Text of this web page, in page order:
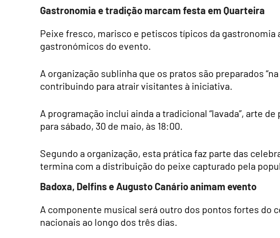
Gastronomia e tradição marcam festa em Quarteira
Peixe fresco, marisco e petiscos típicos da gastronomia
gastronómicos do evento.
A organização sublinha que os pratos são preparados
contribuindo para atrair visitantes à iniciativa.
A programação inclui ainda a tradicional “lavada”, arte
para sábado, 30 de maio, às 18:00.
Segundo a organização, esta prática faz parte das
termina com a distribuição do peixe capturado pela
Badoxa, Delfins e Augusto Canário animam evento
A componente musical será outro dos pontos fortes do
nacionais ao longo dos três dias.